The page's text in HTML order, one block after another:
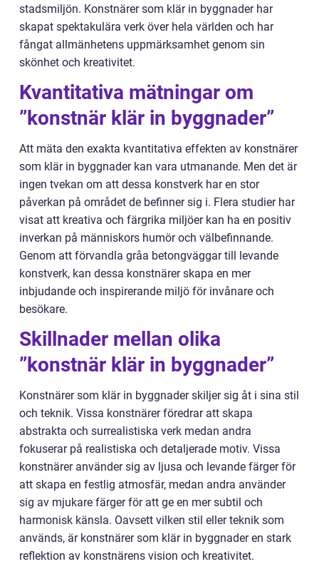
stadsmiljön. Konstnärer som klär in byggnader har
skapat spektakulära verk över hela världen och har
fångat allmänhetens uppmärksamhet genom sin
skönhet och kreativitet.
Kvantitativa mätningar om
”konstnär klär in byggnader”
Att mäta den exakta kvantitativa effekten av konstnärer
som klär in byggnader kan vara utmanande. Men det är
ingen tvekan om att dessa konstverk har en stor
påverkan på området de befinner sig i. Flera studier har
visat att kreativa och färgrika miljöer kan ha en positiv
inverkan på människors humör och välbefinnande.
Genom att förvandla gråa betongväggar till levande
konstverk, kan dessa konstnärer skapa en mer
inbjudande och inspirerande miljö för invånare och
besökare.
Skillnader mellan olika
”konstnär klär in byggnader”
Konstnärer som klär in byggnader skiljer sig åt i sina stil
och teknik. Vissa konstnärer föredrar att skapa
abstrakta och surrealistiska verk medan andra
fokuserar på realistiska och detaljerade motiv. Vissa
konstnärer använder sig av ljusa och levande färger för
att skapa en festlig atmosfär, medan andra använder
sig av mjukare färger för att ge en mer subtil och
harmonisk känsla. Oavsett vilken stil eller teknik som
används, är konstnärer som klär in byggnader en stark
reflektion av konstnärens vision och kreativitet.